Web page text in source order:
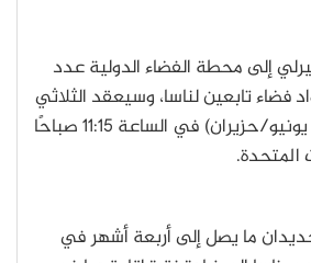
إلى محطة الفضاء الدولية عدد
فضاء تابعين لناسا، وسيعقد الثلاثي
/
حزيران) في الساعة 11:15 صباحًا
المتحدة.
ما يصل إلى أربعة أشهر في